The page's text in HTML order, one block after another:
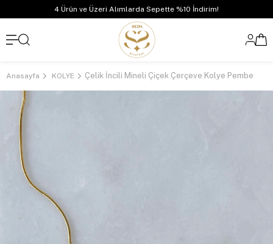
4 Ürün ve Üzeri Alımlarda Sepette %10 İndirim!
Anasayfa KOLYE Çelik İncili Mineli Çiçek Çerçeve Kolye Pembe